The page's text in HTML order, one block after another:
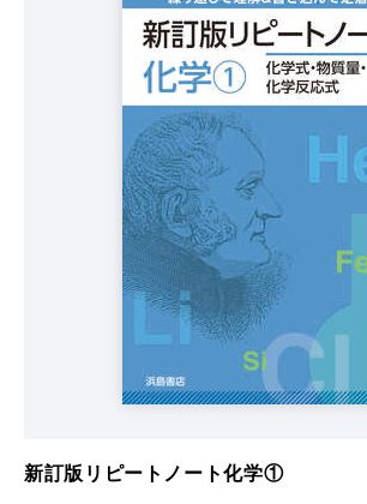
新訂版リピートノート化学①